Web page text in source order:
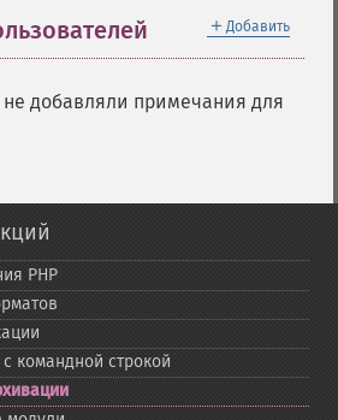
＋ Добавить
добавляли примечания для
PHP
командной строкой